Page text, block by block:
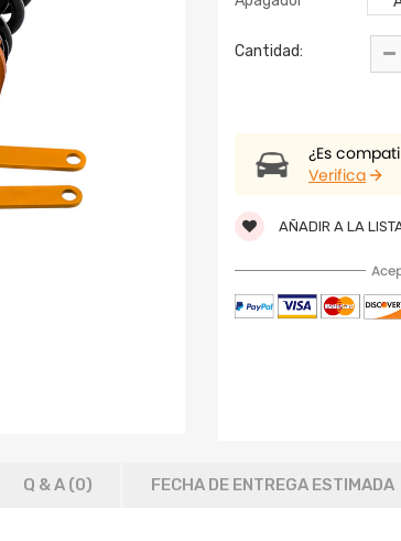
Cantidad:
¿Es
Verifica
AÑADIR A LA
Q & A (0) FECHA DE ENTREGA ESTIMADA